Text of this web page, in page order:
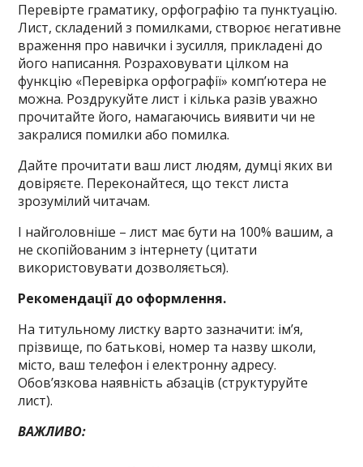
Перевірте граматику, орфографію та пунктуацію.
Лист, складений з помилками, створює негативне
враження про навички і зусилля, прикладені до
його написання. Розраховувати цілком на
функцію «Перевірка орфографії» комп’ютера не
можна. Роздрукуйте лист і кілька разів уважно
прочитайте його, намагаючись виявити чи не
закралися помилки або помилка.
Дайте прочитати ваш лист людям, думці яких ви
довіряєте. Переконайтеся, що текст листа
зрозумілий читачам.
І найголовніше – лист має бути на 100% вашим, а
не скопійованим з інтернету (цитати
використовувати дозволяється).
Рекомендації до оформлення.
На титульному листку варто зазначити: ім’я,
прізвище, по батькові, номер та назву школи,
місто, ваш телефон і електронну адресу.
Обов’язкова наявність абзаців (структуруйте
лист).
ВАЖЛИВО: